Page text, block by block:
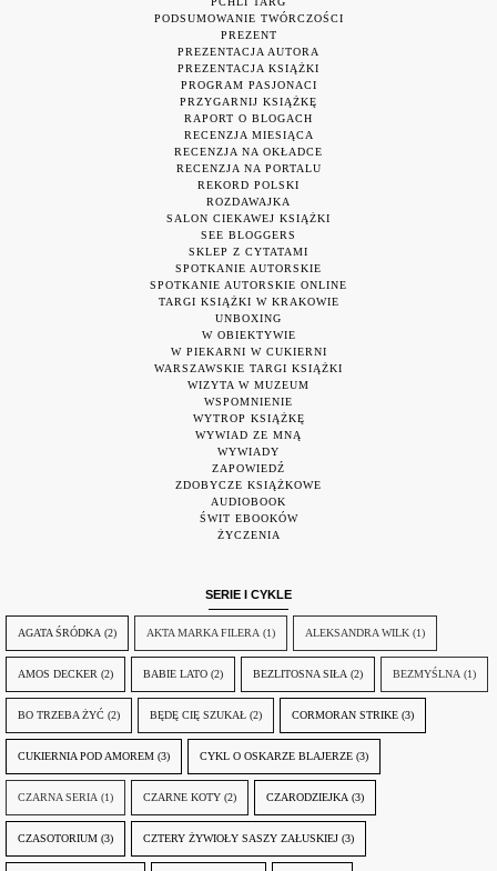
PODSUMOWANIE TWÓRCZOŚCI
PREZENT
PREZENTACJA AUTORA
PREZENTACJA KSIĄŻKI
PROGRAM PASJONACI
PRZYGARNIJ KSIĄŻKĘ
RAPORT O BLOGACH
RECENZJA MIESIĄCA
RECENZJA NA OKŁADCE
RECENZJA NA PORTALU
REKORD POLSKI
ROZDAWAJKA
SALON CIEKAWEJ KSIĄŻKI
SEE BLOGGERS
SKLEP Z CYTATAMI
SPOTKANIE AUTORSKIE
SPOTKANIE AUTORSKIE ONLINE
TARGI KSIĄŻKI W KRAKOWIE
UNBOXING
W OBIEKTYWIE
W PIEKARNI W CUKIERNI
WARSZAWSKIE TARGI KSIĄŻKI
WIZYTA W MUZEUM
WSPOMNIENIE
WYTROP KSIĄŻKĘ
WYWIAD ZE MNĄ
WYWIADY
ZAPOWIEDŹ
ZDOBYCZE KSIĄŻKOWE
AUDIOBOOK
ŚWIT EBOOKÓW
ŻYCZENIA
SERIE I CYKLE
AGATA ŚRÓDKA (2) AKTA MARKA FILERA (1) ALEKSANDRA WILK (1)
AMOS DECKER (2) BABIE LATO (2) BEZLITOSNA SIŁA (2) BEZMYŚLNA (1)
BO TRZEBA ŻYĆ (2) BĘDĘ CIĘ SZUKAŁ (2) CORMORAN STRIKE (3)
CUKIERNIA POD AMOREM (3) CYKL O OSKARZE BLAJERZE (3)
CZARNA SERIA (1) CZARNE KOTY (2) CZARODZIEJKA (3)
CZASOTORIUM (3) CZTERY ŻYWIOŁY SASZY ZAŁUSKIEJ (3)